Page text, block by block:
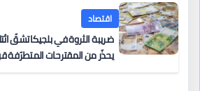
اقتصاد
ضريبة
يحذّر من المقترحات المتطرّفة